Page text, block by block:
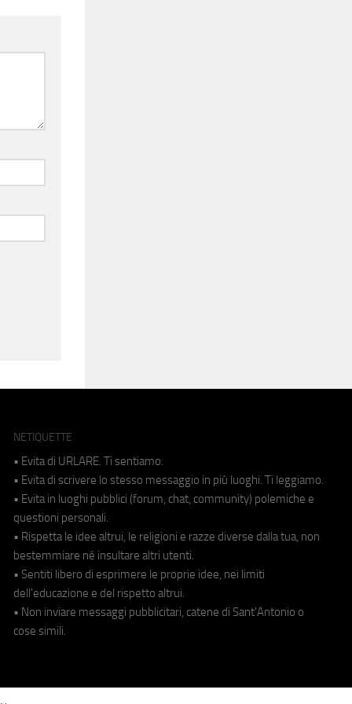
NETIQUETTE
• Evita di URLARE. Ti sentiamo.
• Evita di scrivere lo stesso messaggio in più luoghi. Ti leggiamo.
• Evita in luoghi pubblici (forum, chat, community) polemiche e
questioni personali.
• Rispetta le idee altrui, le religioni e razze diverse dalla tua, non
bestemmiare né insultare altri utenti.
• Sentiti libero di esprimere le proprie idee, nei limiti
dell'educazione e del rispetto altrui.
• Non inviare messaggi pubblicitari, catene di Sant'Antonio o
cose simili.